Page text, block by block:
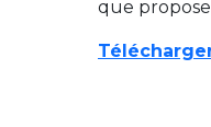
que